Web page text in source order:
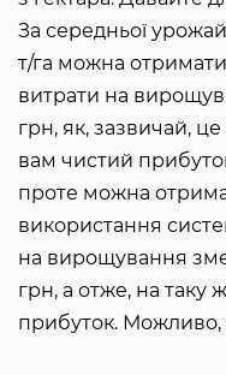
За середньої
т/га можна
витрати на
грн, як, зазвичай,
вам чистий
проте можна
використання
на вирощування
грн, а отже, на таку
прибуток. Можливо,